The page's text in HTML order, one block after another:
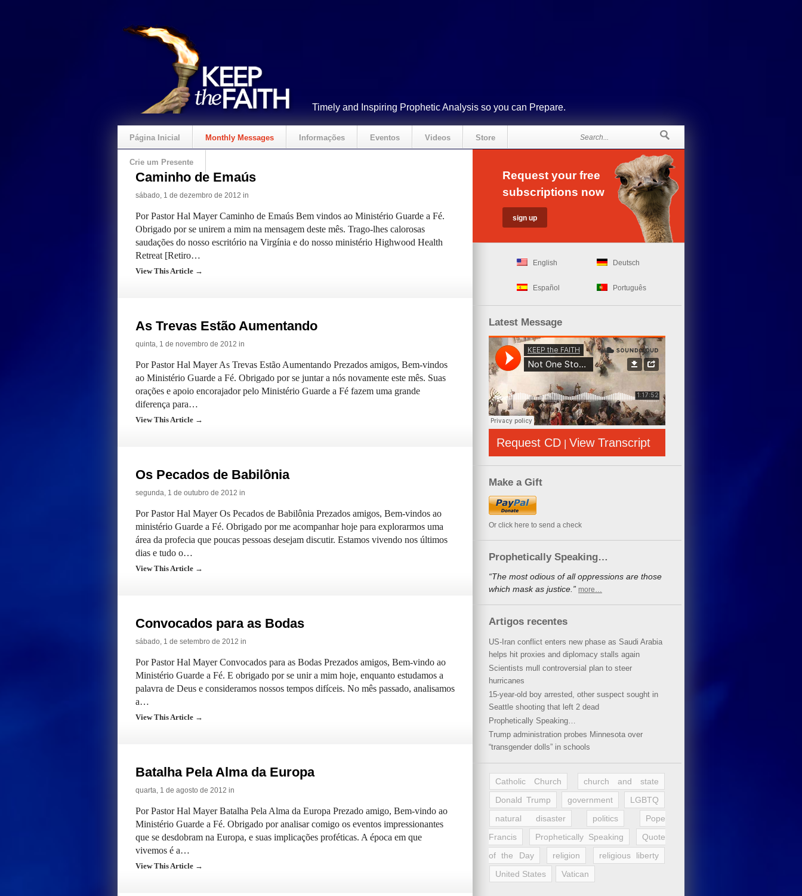
Timely and Inspiring Prophetic Analysis so you can Prepare.
Página Inicial Monthly Messages Informações Eventos Videos Store
Crie um Presente
Caminho de Emaús
sábado, 1 de dezembro de 2012 in
Por Pastor Hal Mayer Caminho de Emaús Bem vindos ao Ministério Guarde a Fé.
Obrigado por se unirem a mim na mensagem deste mês. Trago-lhes calorosas
saudações do nosso escritório na Virgínia e do nosso ministério Highwood Health
Retreat [Retiro…
View This Article →
As Trevas Estão Aumentando
quinta, 1 de novembro de 2012 in
Por Pastor Hal Mayer As Trevas Estão Aumentando Prezados amigos, Bem-vindos
ao Ministério Guarde a Fé. Obrigado por se juntar a nós novamente este mês. Suas
orações e apoio encorajador pelo Ministério Guarde a Fé fazem uma grande
diferença para…
View This Article →
Os Pecados de Babilônia
segunda, 1 de outubro de 2012 in
Por Pastor Hal Mayer Os Pecados de Babilônia Prezados amigos, Bem-vindos ao
ministério Guarde a Fé. Obrigado por me acompanhar hoje para explorarmos uma
área da profecia que poucas pessoas desejam discutir. Estamos vivendo nos últimos
dias e tudo o…
View This Article →
Convocados para as Bodas
sábado, 1 de setembro de 2012 in
Por Pastor Hal Mayer Convocados para as Bodas Prezados amigos, Bem-vindo ao
Ministério Guarde a Fé. E obrigado por se unir a mim hoje, enquanto estudamos a
palavra de Deus e consideramos nossos tempos difíceis. No mês passado, analisamos
a…
View This Article →
Batalha Pela Alma da Europa
quarta, 1 de agosto de 2012 in
Por Pastor Hal Mayer Batalha Pela Alma da Europa Prezado amigo, Bem-vindo ao
Ministério Guarde a Fé. Obrigado por analisar comigo os eventos impressionantes
que se desdobram na Europa, e suas implicações proféticas. A época em que
vivemos é a…
View This Article →
Request your free
subscriptions now
English Deutsch
Español Português
Latest Message
Request CD | View Transcript
Make a Gift
Or click here to send a check
Prophetically Speaking…
“The most odious of all oppressions are those
which mask as justice.” more…
Artigos recentes
US-Iran conflict enters new phase as Saudi Arabia
helps hit proxies and diplomacy stalls again
Scientists mull controversial plan to steer
hurricanes
15-year-old boy arrested, other suspect sought in
Seattle shooting that left 2 dead
Prophetically Speaking…
Trump administration probes Minnesota over
“transgender dolls” in schools
Catholic Church
church and state
Donald Trump
government
LGBTQ
natural disaster
politics
Pope
Francis
Prophetically Speaking
Quote
of the Day
religion
religious liberty
United States
Vatican